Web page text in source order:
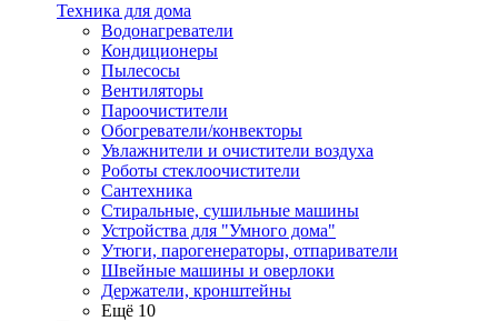
Техника для дома
Водонагреватели
Кондиционеры
Пылесосы
Вентиляторы
Пароочистители
Обогреватели/конвекторы
Увлажнители и очистители воздуха
Роботы стеклоочистители
Сантехника
Стиральные, сушильные машины
Устройства для "Умного дома"
Утюги, парогенераторы, отпариватели
Швейные машины и оверлоки
Держатели, кронштейны
Ещё 10